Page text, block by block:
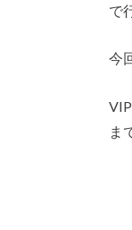
で
今
ま